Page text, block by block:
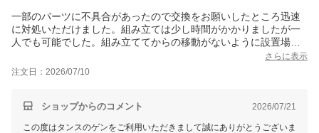
一部のパーツに不具合があったので交換をお願いしたところ迅速
に対処いただけました。組み立ては少し時間がかかりましたが一
人でも可能でした。組み立ててからの移動がないように設置場所
で組み立てるといいと思います。ハイスタイルだと足の継ぎ目お
よびズレがきになるのでミドルスタイルで使用しています。すの
この間隔が広めなのが気になりましたがマットレスを敷けば気に
子供達が使いますが、上で立ち上がったり飛び乗ったりしないよ
さらに表示
注文日：2026/07/10
ショップからのコメント 2026/07/21
この度はタンスのゲンをご利用いただきまして誠にありがとうございま